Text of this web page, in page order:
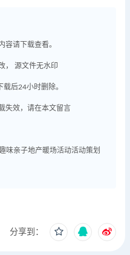
容请下载查看。
， 源文件无水印
后24小时删除。
失效，请在本文留言
味亲子地产暖场活动活动策划
分享到：